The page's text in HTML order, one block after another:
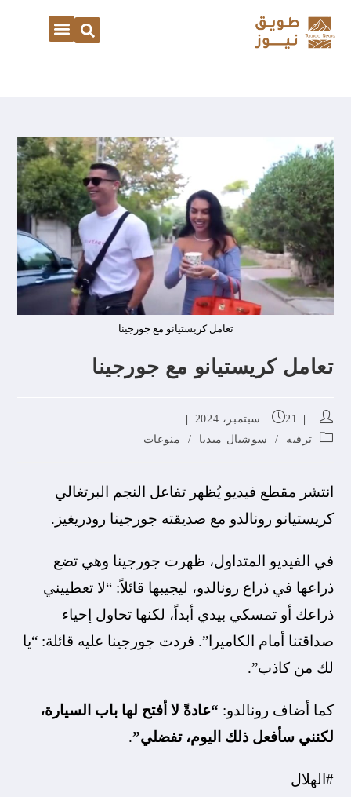
تعامل كريستيانو مع جورجينا
تعامل كريستيانو مع جورجينا
21 سبتمبر، 2024
ترفيه
/ سوشيال ميديا / منوعات
انتشر مقطع فيديو يُظهر تفاعل النجم البرتغالي
كريستيانو رونالدو مع صديقته جورجينا رودريغيز.
في الفيديو المتداول، ظهرت جورجينا وهي تضع
ذراعها في ذراع رونالدو، ليجيبها قائلاً: “لا تعطييني
ذراعك أو تمسكي بيدي أبداً، لكنها تحاول إحياء
صداقتنا أمام الكاميرا”. فردت جورجينا عليه قائلة: “يا
لك من كاذب”.
كما أضاف رونالدو: “عادةً لا أفتح لها باب السيارة،
لكنني سأفعل ذلك اليوم، تفضلي”.
#الهلال